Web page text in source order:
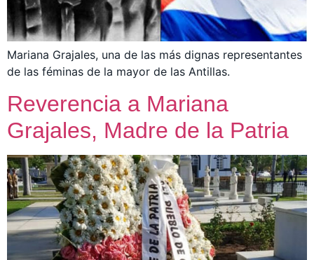
Mariana Grajales, una de las más dignas representantes
de las féminas de la mayor de las Antillas.
Reverencia a Mariana
Grajales, Madre de la Patria